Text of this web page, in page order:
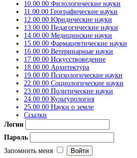
10.00.00 Филологические науки
11.00.00 Географические науки
12.00.00 Юридические науки
13.00.00 Педагогические науки
14.00.00 Медицинские науки
15.00.00 Фармацевтические науки
16.00.00 Ветеринарные науки
17.00.00 Искусствоведение
18.00.00 Архитектура
19.00.00 Психологические науки
22.00.00 Социологические науки
23.00.00 Политические науки
24.00.00 Культурология
25.00.00 Науки о земле
Ссылки
Логин
Пароль
Запомнить меня